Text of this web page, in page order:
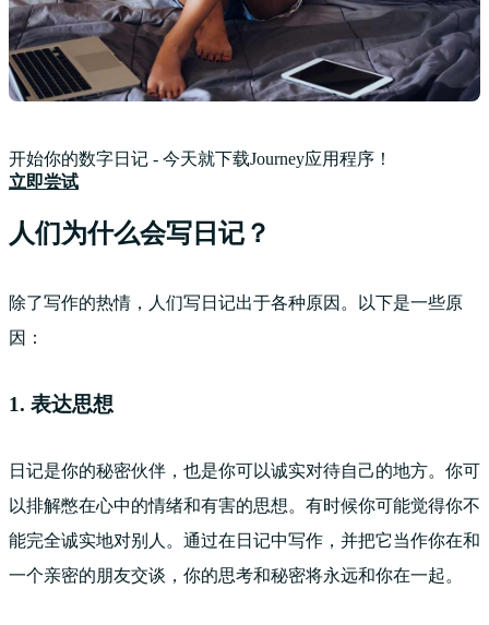
开始你的数字日记 - 今天就下载Journey应用程序！
立即尝试
人们为什么会写日记？
除了写作的热情，人们写日记出于各种原因。以下是一些原
因：
1. 表达思想
日记是你的秘密伙伴，也是你可以诚实对待自己的地方。你可
以排解憋在心中的情绪和有害的思想。有时候你可能觉得你不
能完全诚实地对别人。通过在日记中写作，并把它当作你在和
一个亲密的朋友交谈，你的思考和秘密将永远和你在一起。